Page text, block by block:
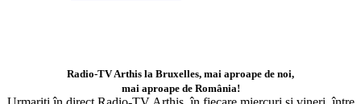
Radio-TV Arthis la Bruxelles, mai aproape de noi,
mai aproape de România!